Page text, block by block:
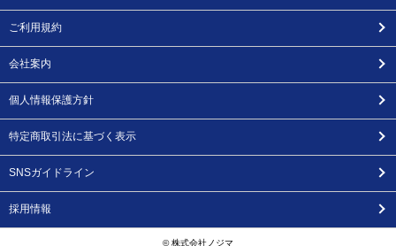
ご利用規約
会社案内
個人情報保護方針
特定商取引法に基づく表示
SNSガイドライン
採用情報
© 株式会社ノジマ